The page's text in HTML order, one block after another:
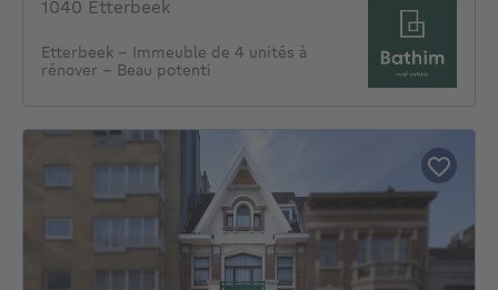
1040 Etterbeek
Etterbeek - Immeuble de 4 unités à
rénover - Beau potenti